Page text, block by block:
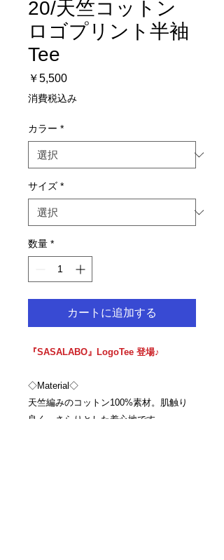
20/天竺コットン
ロゴプリント半袖
Tee
￥5,500価
格
消費税込み
カラー *
サイズ *
数量 *
カートに追加する
『SASALABO』LogoTee 登場♪
◇Material◇
天竺編みのコットン100%素材。肌触り
良く、さらりとした着心地です。